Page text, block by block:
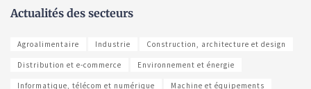
Actualités des secteurs
Agroalimentaire Industrie Construction, architecture et design
Distribution et e-commerce Environnement et énergie
Informatique, télécom et numérique Machine et équipements